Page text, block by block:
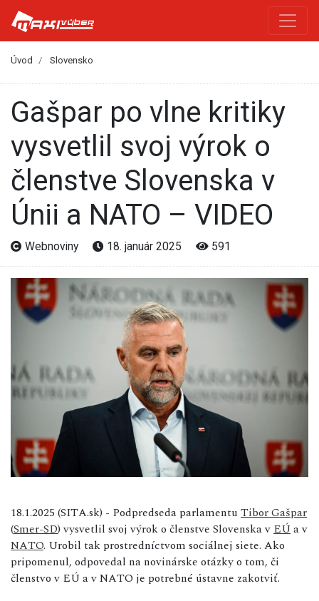
Úvod Slovensko
Gašpar po vlne kritiky
vysvetlil svoj výrok o
členstve Slovenska v
Únii a NATO – VIDEO
Webnoviny 18. január 2025 591
18.1.2025 (SITA.sk) - Podpredseda parlamentu Tibor Gašpar
(Smer-SD) vysvetlil svoj výrok o členstve Slovenska v EÚ a v
NATO. Urobil tak prostredníctvom sociálnej siete. Ako
pripomenul, odpovedal na novinárske otázky o tom, či
členstvo v EÚ a v NATO je potrebné ústavne zakotviť.